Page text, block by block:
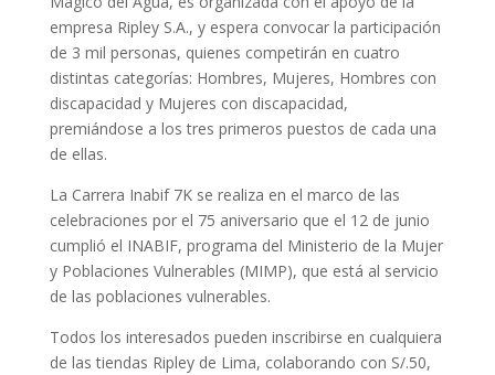
empresa Ripley S.A., y espera convocar la participación
de 3 mil personas, quienes competirán en cuatro
distintas categorías: Hombres, Mujeres, Hombres con
discapacidad y Mujeres con discapacidad,
premiándose a los tres primeros puestos de cada una
de ellas.
La Carrera Inabif 7K se realiza en el marco de las
celebraciones por el 75 aniversario que el 12 de junio
cumplió el INABIF, programa del Ministerio de la Mujer
y Poblaciones Vulnerables (MIMP), que está al servicio
de las poblaciones vulnerables.
Todos los interesados pueden inscribirse en cualquiera
de las tiendas Ripley de Lima, colaborando con S/.50,